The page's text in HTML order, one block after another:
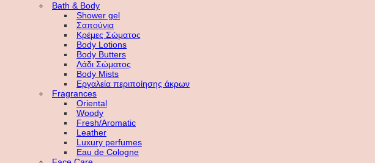
Bath & Body
Shower gel
Σαπούνια
Κρέμες Σώματος
Body Lotions
Body Butters
Λάδι Σώματος
Body Mists
Εργαλεία περιποίησης άκρων
Fragrances
Oriental
Woody
Fresh/Aromatic
Leather
Luxury perfumes
Eau de Cologne